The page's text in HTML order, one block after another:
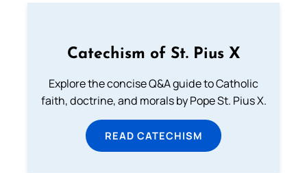
Catechism of St. Pius X
Explore the concise Q&A guide to Catholic
faith, doctrine, and morals by Pope St. Pius X.
READ CATECHISM